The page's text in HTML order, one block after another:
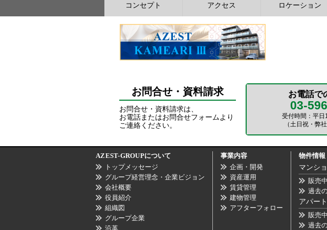
コンセプト アクセス ロケーション
お問合せ・資料請求
お問合せ・資料請求は、
お電話またはお問合せフォームより
ご連絡ください。
お電話で
03-
受付時間：平
（土日祝・弊
AZEST-GROUPについて
トップメッセージ
グループ経営理念・企業ビジョン
会社概要
役員紹介
組織図
グループ企業
沿革
事業内容
企画・開発
資産運用
賃貸管理
建物管理
アフターフォロー
物件情報
マンシ
販売
過去
アパート
販売
過去